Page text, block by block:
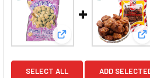
View: WAHYUEN
SELECT ALL ADD